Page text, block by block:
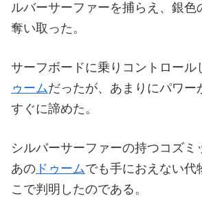
ルバーサーファーを捕らえ、銀色
奪い取った。
サーフボードに乗りコントロール
ゥームだったが、あまりにパワー
すぐに諦めた。
シルバーサーファーの持つコズミ
あの ドゥームでも手におえない代
こで判明したのである。